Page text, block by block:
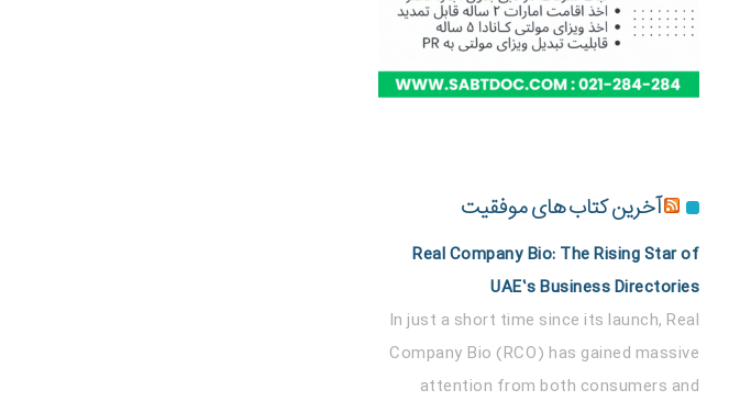
آخرین کتاب های موفقیت
Real Company Bio: The Rising Star of
UAE’s Business Directories
In just a short time since its launch, Real
Company Bio (RCO) has gained massive
attention from both consumers and